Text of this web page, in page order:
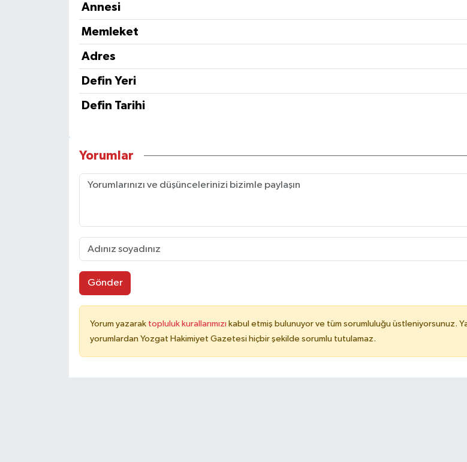
Annesi
Memleket
Adres
Defin Yeri
Defin Tarihi
Yorumlar
Gönder
Yorum yazarak topluluk kurallarımızı kabul etmiş bulunuyor ve tüm sorumluluğu üstleniyorsunuz.
yorumlardan Yozgat Hakimiyet Gazetesi hiçbir şekilde sorumlu tutulamaz.